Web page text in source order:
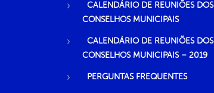
CALENDÁRIO DE REUNIÕES DOS
CONSELHOS MUNICIPAIS
CALENDÁRIO DE REUNIÕES DOS
CONSELHOS MUNICIPAIS – 2019
PERGUNTAS FREQUENTES